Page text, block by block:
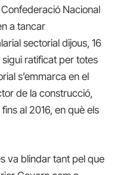
Nacional
a tancar
sectorial dijous, 16
ratificat per totes
s’emmarca en el
de la construcció,
al 2016, en què els
va blindar tant pel que